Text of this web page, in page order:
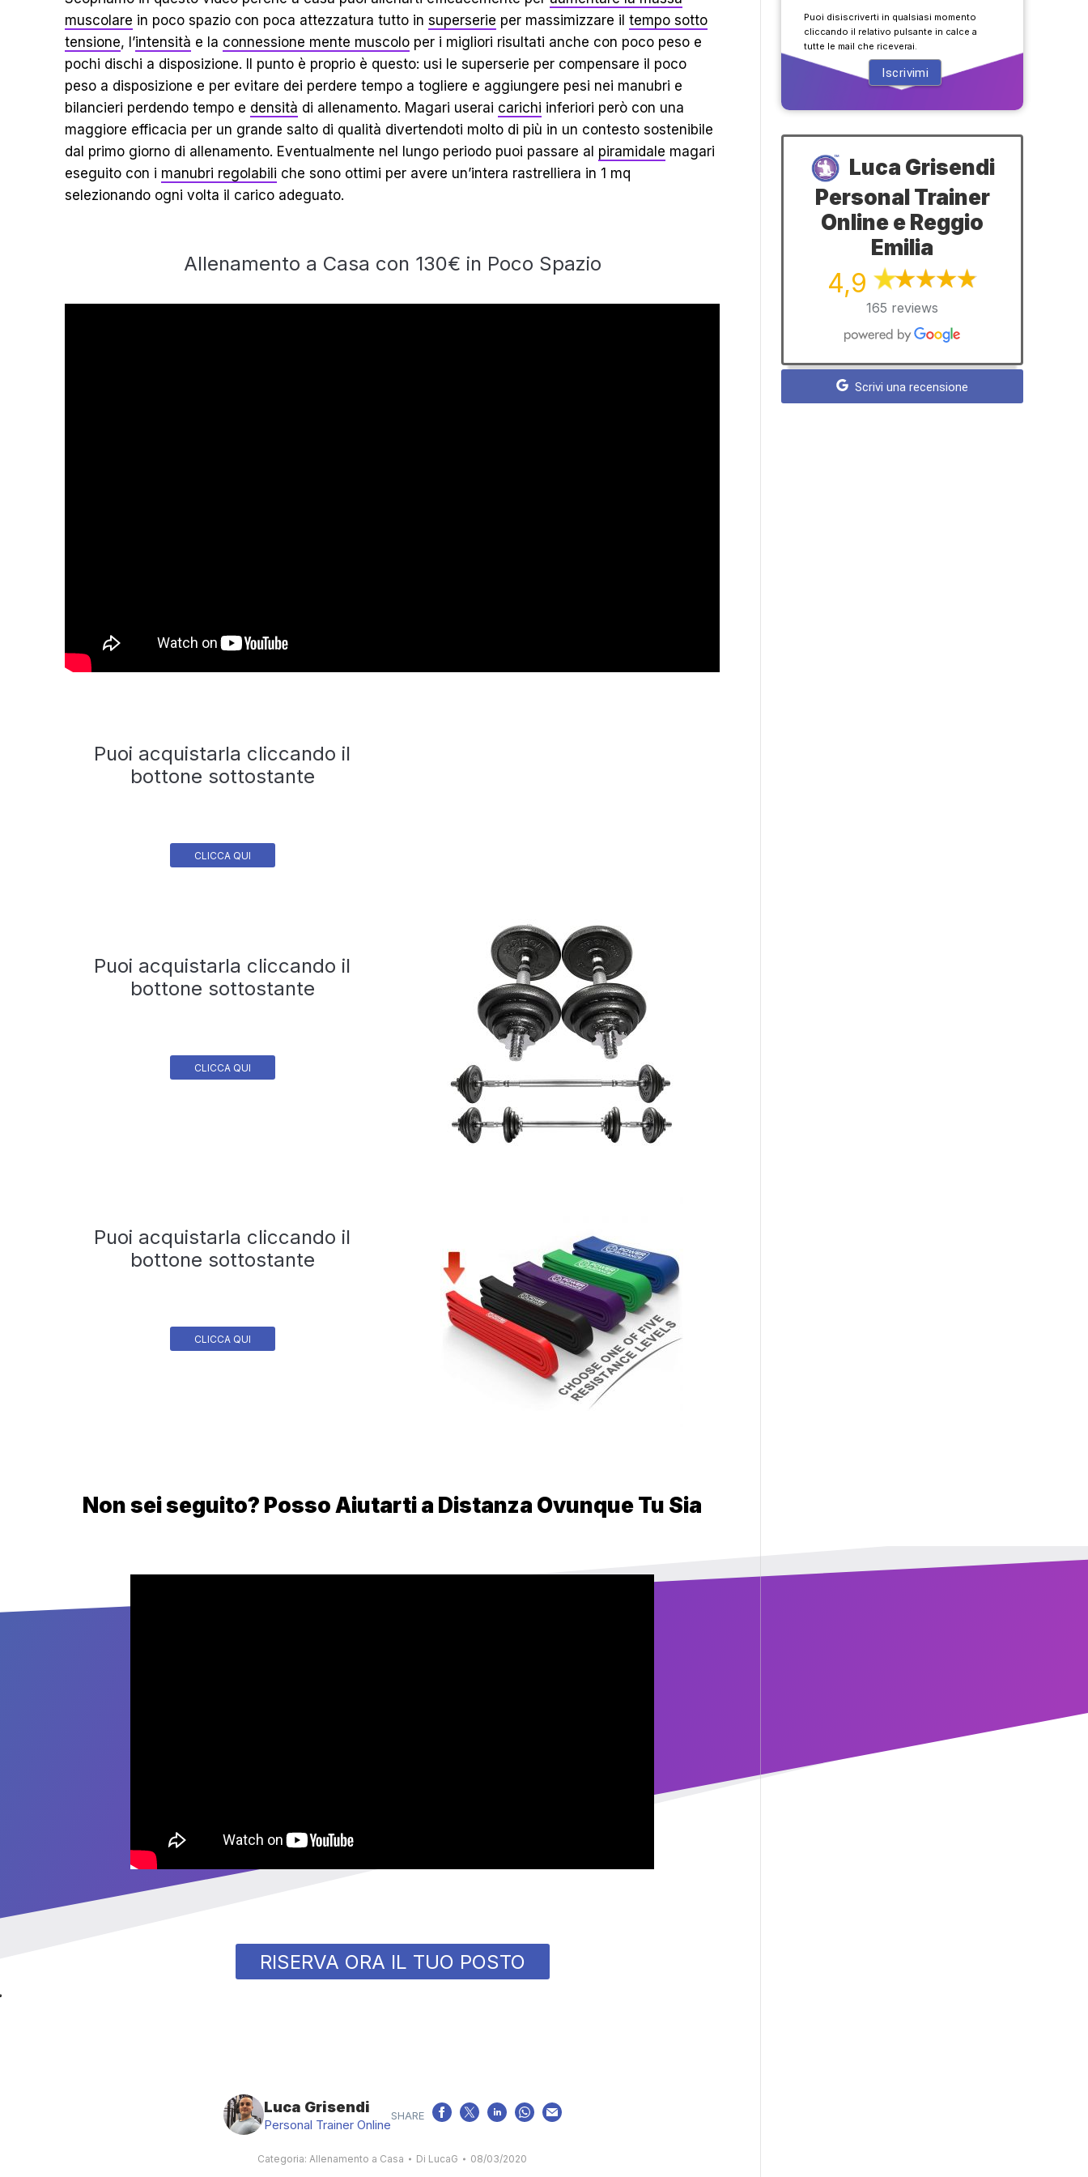
muscolare in poco spazio con poca attezzatura tutto in superserie per massimizzare il tempo sotto
tensione, l’intensità e la connessione mente muscolo per i migliori risultati anche con poco peso e
pochi dischi a disposizione. Il punto è proprio è questo: usi le superserie per compensare il poco
peso a disposizione e per evitare dei perdere tempo a togliere e aggiungere pesi nei manubri e
bilancieri perdendo tempo e densità di allenamento. Magari userai carichi inferiori però con una
maggiore efficacia per un grande salto di qualità divertendoti molto di più in un contesto sostenibile
dal primo giorno di allenamento. Eventualmente nel lungo periodo puoi passare al piramidale magari
eseguito con i manubri regolabili che sono ottimi per avere un’intera rastrelliera in 1 mq
selezionando ogni volta il carico adeguato.
Allenamento a Casa con 130€ in Poco Spazio
Puoi acquistarla cliccando il
bottone sottostante
CLICCA QUI
Puoi acquistarla cliccando il
bottone sottostante
CLICCA QUI
Puoi acquistarla cliccando il
bottone sottostante
CLICCA QUI
Non sei seguito? Posso Aiutarti a Distanza Ovunque Tu Sia
RISERVA ORA IL TUO POSTO
Luca Grisendi
Personal Trainer Online
Categoria: Allenamento a Casa Di LucaG 08/03/2020
Puoi disiscriverti in qualsiasi momento
cliccando il relativo pulsante in calce a
tutte le mail che riceverai.
Luca Grisendi
Personal Trainer
Online e Reggio
Emilia
4,9
165 reviews
Scrivi una recensione